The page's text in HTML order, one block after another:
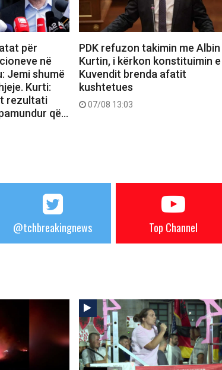
për
në
Jemi shumë
Kurti:
rezultati
që…
PDK refuzon takimin me Albin
Kurtin, i kërkon konstituimin e
Kuvendit brenda afatit
kushtetues
07/08 13:03
@tchbreakingnews Top Channel